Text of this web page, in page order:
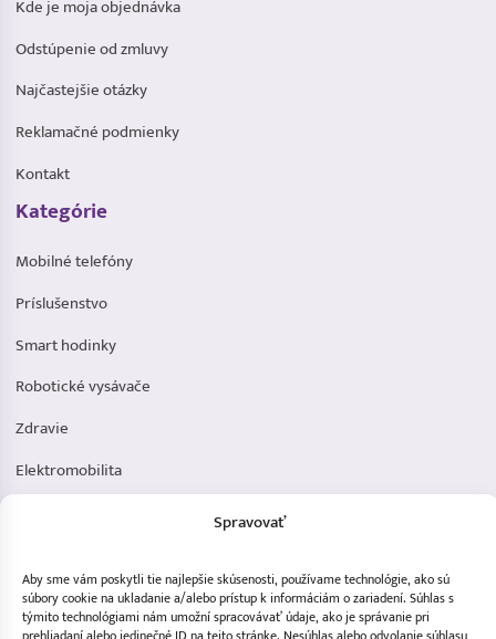
Spravovať
Aby sme vám poskytli tie najlepšie skúsenosti, používame technológie, ako sú
súbory cookie na ukladanie a/alebo prístup k informáciám o zariadení. Súhlas s
týmito technológiami nám umožní spracovávať údaje, ako je správanie pri
Kde je moja objednávka
Odstúpenie od zmluvy
Najčastejšie otázky
Reklamačné podmienky
Kontakt
Kategórie
Mobilné telefóny
Príslušenstvo
Smart hodinky
Robotické vysávače
Zdravie
Elektromobilita
Obchodné podmienky